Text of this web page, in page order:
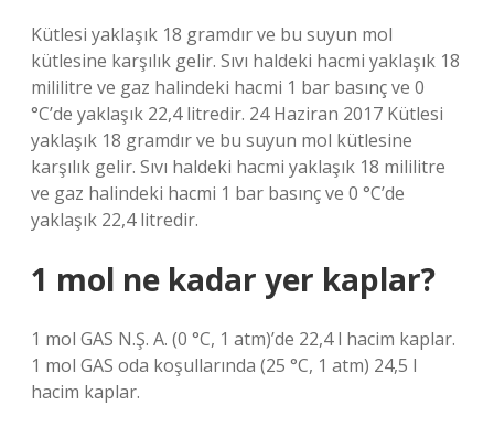
Kütlesi yaklaşık 18 gramdır ve bu suyun mol
kütlesine karşılık gelir. Sıvı haldeki hacmi yaklaşık 18
mililitre ve gaz halindeki hacmi 1 bar basınç ve 0
°C’de yaklaşık 22,4 litredir. 24 Haziran 2017 Kütlesi
yaklaşık 18 gramdır ve bu suyun mol kütlesine
karşılık gelir. Sıvı haldeki hacmi yaklaşık 18 mililitre
ve gaz halindeki hacmi 1 bar basınç ve 0 °C’de
yaklaşık 22,4 litredir.
1 mol ne kadar yer kaplar?
1 mol GAS N.Ş. A. (0 °C, 1 atm)’de 22,4 l hacim kaplar.
1 mol GAS oda koşullarında (25 °C, 1 atm) 24,5 l
hacim kaplar.